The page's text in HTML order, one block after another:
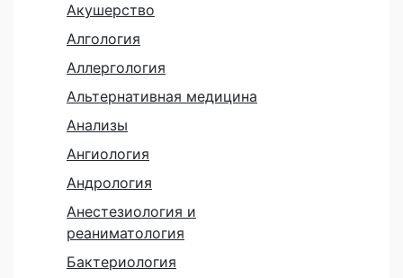
Акушерство
Алгология
Аллергология
Альтернативная медицина
Анализы
Ангиология
Андрология
Анестезиология и
реаниматология
Бактериология